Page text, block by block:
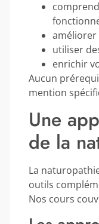
améliorer
utiliser
enrichir
Aucun
mention
Une
de la
La
outils
Nos cours